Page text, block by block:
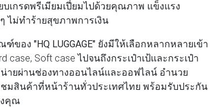
เกรดพรีเมียมเปี่ยมไปด้วยคุณภาพ แข็งแรง
ไม่ทำร้ายสุขภาพการเงิน
ฑ์ของ "HQ LUGGAGE" ยังมีให้เลือกหลากหลายเข้า
Soft case ไปจนถึงกระเป๋าเป้และกระเป๋า
ายผ่านช่องทางออนไลน์และออฟไลน์ อำนวย
มสินค้าที่หน้าร้านทั่วประเทศไทย พร้อมรับประกัน
งคุณ